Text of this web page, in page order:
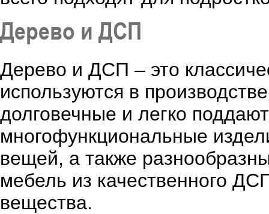
Дерево и ДСП
Дерево и ДСП – это
используются в
долговечные и легко
многофункциональные
вещей, а также
мебель из качественного
вещества.